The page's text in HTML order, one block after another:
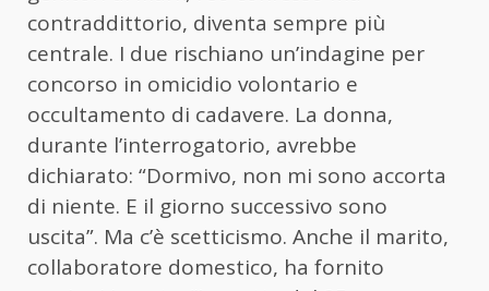
contraddittorio, diventa sempre più
centrale. I due rischiano un’indagine per
concorso in omicidio volontario e
occultamento di cadavere. La donna,
durante l’interrogatorio, avrebbe
dichiarato: “Dormivo, non mi sono accorta
di niente. E il giorno successivo sono
uscita”. Ma c’è scetticismo. Anche il marito,
collaboratore domestico, ha fornito